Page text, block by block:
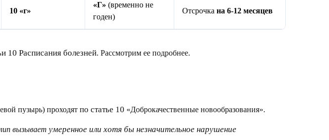
10 «г»
«Г» (временно не
годен)
Отсрочка на 6-12 месяцев
10 Расписания болезней. Рассмотрим ее подробнее.
пузырь) проходят по статье 10 «Доброкачественные новообразования».
вызывает умеренное или хотя бы незначительное нарушение